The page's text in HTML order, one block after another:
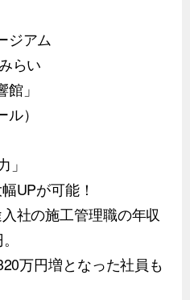
ジアム
らい
」
）
」
UPが可能！
社の施工管理職の年収
万円増となった社員も